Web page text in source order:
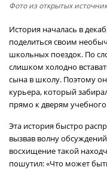
Фото из открытых
История началась в
поделиться своим
школьных поездок. По
слишком холодно
сына в школу. Поэтому
курьера, который
прямо к дверям учебного
Эта история быстро
вызвав волну
восхищение такой
пошутил: «Что может